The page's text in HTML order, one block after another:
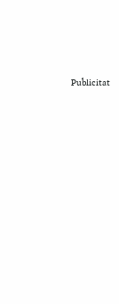
Publicitat